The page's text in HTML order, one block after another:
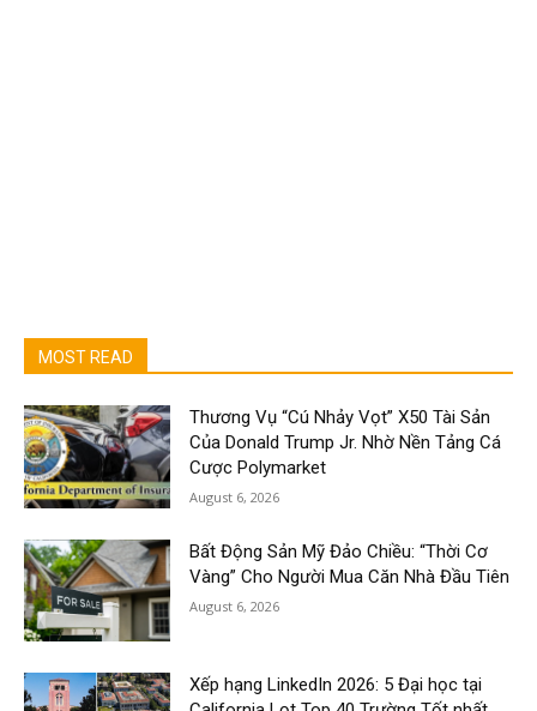
MOST READ
Thương Vụ “Cú Nhảy Vọt” X50 Tài Sản
Của Donald Trump Jr. Nhờ Nền Tảng Cá
Cược Polymarket
August 6, 2026
Bất Động Sản Mỹ Đảo Chiều: “Thời Cơ
Vàng” Cho Người Mua Căn Nhà Đầu Tiên
August 6, 2026
Xếp hạng LinkedIn 2026: 5 Đại học tại